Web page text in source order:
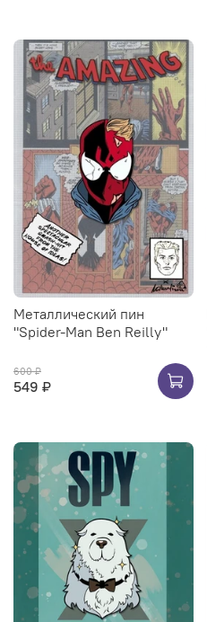
Металлический пин
"Spider-Man Ben Reilly"
600 ₽
549 ₽